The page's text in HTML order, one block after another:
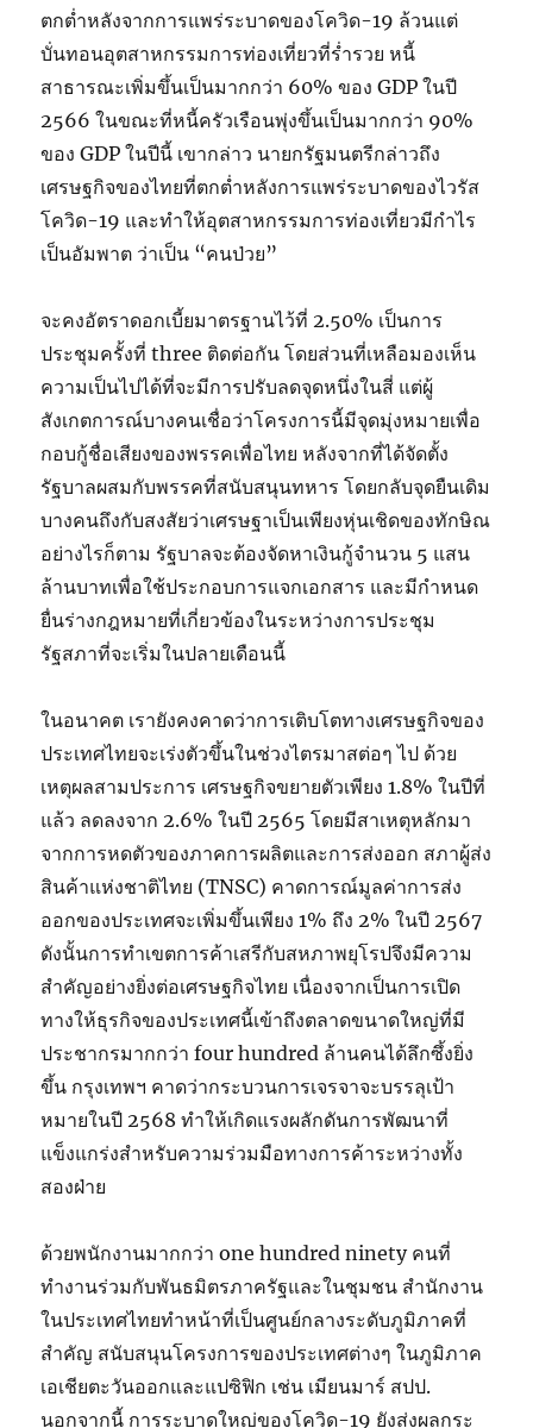
ตกต่ำหลังจากการแพร่ระบาดของโควิด-19 ล้วนแต่
บั่นทอนอุตสาหกรรมการท่องเที่ยวที่ร่ำรวย หนี้
สาธารณะเพิ่มขึ้นเป็นมากกว่า 60% ของ GDP ในปี
2566 ในขณะที่หนี้ครัวเรือนพุ่งขึ้นเป็นมากกว่า 90%
ของ GDP ในปีนี้ เขากล่าว นายกรัฐมนตรีกล่าวถึง
เศรษฐกิจของไทยที่ตกต่ำหลังการแพร่ระบาดของไวรัส
โควิด-19 และทำให้อุตสาหกรรมการท่องเที่ยวมีกำไร
เป็นอัมพาต ว่าเป็น “คนป่วย”
จะคงอัตราดอกเบี้ยมาตรฐานไว้ที่ 2.50% เป็นการ
ประชุมครั้งที่ three ติดต่อกัน โดยส่วนที่เหลือมองเห็น
ความเป็นไปได้ที่จะมีการปรับลดจุดหนึ่งในสี่ แต่ผู้
สังเกตการณ์บางคนเชื่อว่าโครงการนี้มีจุดมุ่งหมายเพื่อ
กอบกู้ชื่อเสียงของพรรคเพื่อไทย หลังจากที่ได้จัดตั้ง
รัฐบาลผสมกับพรรคที่สนับสนุนทหาร โดยกลับจุดยืนเดิม
บางคนถึงกับสงสัยว่าเศรษฐาเป็นเพียงหุ่นเชิดของทักษิณ
อย่างไรก็ตาม รัฐบาลจะต้องจัดหาเงินกู้จำนวน 5 แสน
ล้านบาทเพื่อใช้ประกอบการแจกเอกสาร และมีกำหนด
ยื่นร่างกฎหมายที่เกี่ยวข้องในระหว่างการประชุม
รัฐสภาที่จะเริ่มในปลายเดือนนี้
ในอนาคต เรายังคงคาดว่าการเติบโตทางเศรษฐกิจของ
ประเทศไทยจะเร่งตัวขึ้นในช่วงไตรมาสต่อๆ ไป ด้วย
เหตุผลสามประการ เศรษฐกิจขยายตัวเพียง 1.8% ในปีที่
แล้ว ลดลงจาก 2.6% ในปี 2565 โดยมีสาเหตุหลักมา
จากการหดตัวของภาคการผลิตและการส่งออก สภาผู้ส่ง
สินค้าแห่งชาติไทย (TNSC) คาดการณ์มูลค่าการส่ง
ออกของประเทศจะเพิ่มขึ้นเพียง 1% ถึง 2% ในปี 2567
ดังนั้นการทำเขตการค้าเสรีกับสหภาพยุโรปจึงมีความ
สำคัญอย่างยิ่งต่อเศรษฐกิจไทย เนื่องจากเป็นการเปิด
ทางให้ธุรกิจของประเทศนี้เข้าถึงตลาดขนาดใหญ่ที่มี
ประชากรมากกว่า four hundred ล้านคนได้ลึกซึ้งยิ่ง
ขึ้น กรุงเทพฯ คาดว่ากระบวนการเจรจาจะบรรลุเป้า
หมายในปี 2568 ทำให้เกิดแรงผลักดันการพัฒนาที่
แข็งแกร่งสำหรับความร่วมมือทางการค้าระหว่างทั้ง
สองฝ่าย
ด้วยพนักงานมากกว่า one hundred ninety คนที่
ทำงานร่วมกับพันธมิตรภาครัฐและในชุมชน สำนักงาน
ในประเทศไทยทำหน้าที่เป็นศูนย์กลางระดับภูมิภาคที่
สำคัญ สนับสนุนโครงการของประเทศต่างๆ ในภูมิภาค
เอเชียตะวันออกและแปซิฟิก เช่น เมียนมาร์ สปป.
นอกจากนี้ การระบาดใหญ่ของโควิด-19 ยังส่งผลกระ